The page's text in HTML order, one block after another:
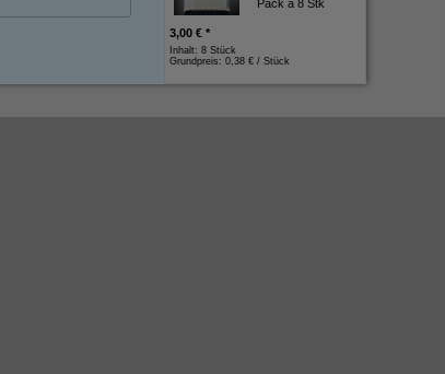
Pack á 8 Stk
3,00 € *
Inhalt: 8 Stück
Grundpreis: 0,38 € / Stück